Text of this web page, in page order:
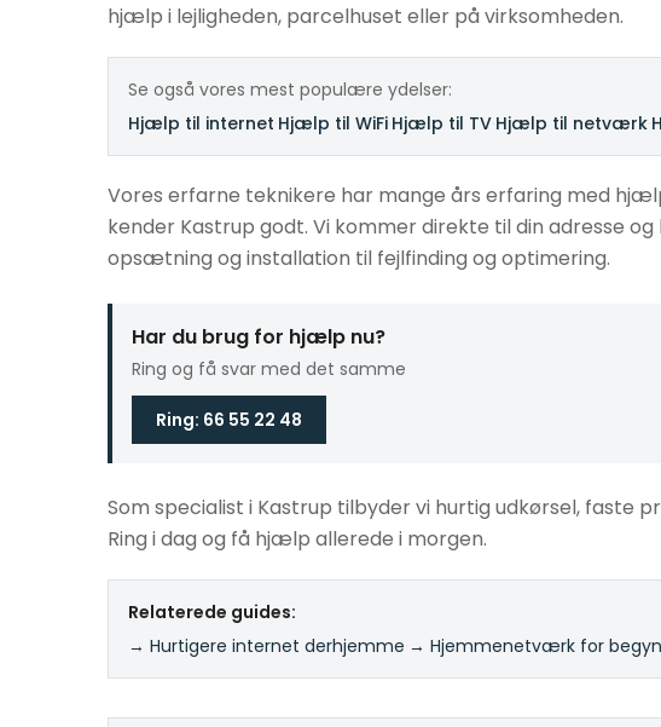
hjælp i lejligheden, parcelhuset eller på virksomheden.
Se også vores mest populære ydelser:
Hjælp til internet Hjælp til WiFi Hjælp til TV Hjælp til netværk
Vores erfarne teknikere har mange års erfaring med
kender Kastrup godt. Vi kommer direkte til din adresse
opsætning og installation til fejlfinding og optimering.
Har du brug for hjælp nu?
Ring og få svar med det samme
Ring: 66 55 22 48
Som specialist i Kastrup tilbyder vi hurtig udkørsel, faste
Ring i dag og få hjælp allerede i morgen.
Relaterede guides:
→ Hurtigere internet derhjemme → Hjemmenetværk for